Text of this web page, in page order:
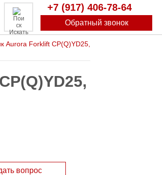
Искать
+7 (917) 406-78-64
Обратный звонок
Aurora Forklift CP(Q)YD25,
вопрос